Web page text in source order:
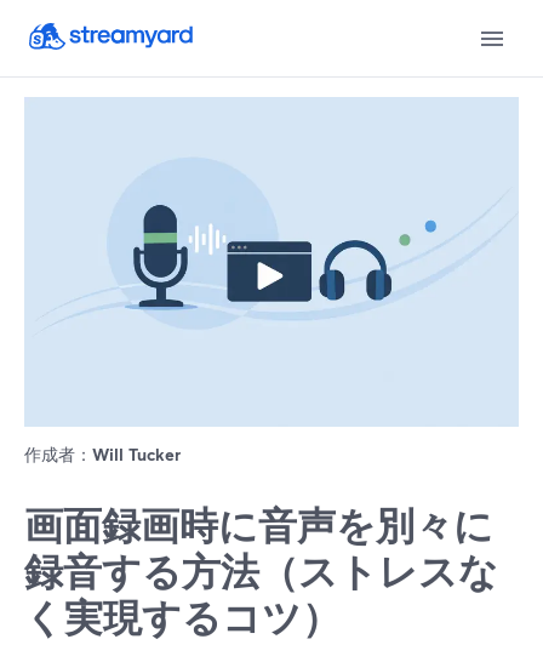
作成者： Will Tucker
画面録画時に音声を別々に
録音する方法（ストレスな
く実現するコツ）